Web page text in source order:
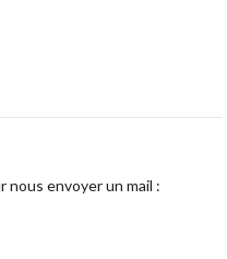
envoyer un mail :